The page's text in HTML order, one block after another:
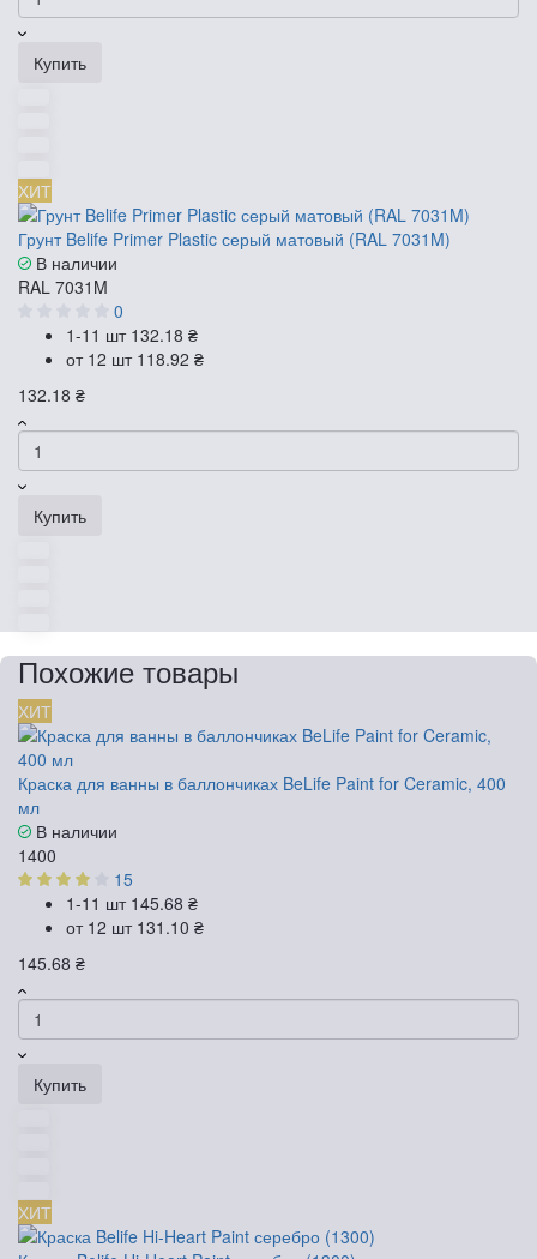
Купить
ХИТ
Грунт Belife Primer Plastic серый матовый (RAL 7031M)
В наличии
RAL 7031M
0
1-11 шт 132.18 ₴
от 12 шт 118.92 ₴
132.18 ₴
Купить
Похожие товары
ХИТ
Краска для ванны в баллончиках BeLife Paint for Ceramic, 400
мл
В наличии
1400
15
1-11 шт 145.68 ₴
от 12 шт 131.10 ₴
145.68 ₴
Купить
ХИТ